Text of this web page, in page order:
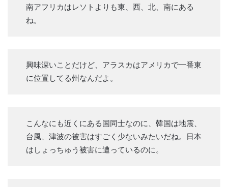
南アフリカはレソトよりも東、西、北、南にある
ね。
興味深いことだけど、アラスカはアメリカで一番東
に位置してる州なんだよ。
こんなにも近くにある国同士なのに、韓国は地震、
台風、津波の被害はすごく少ないみたいだね。日本
はしょっちゅう被害に遭っているのに。